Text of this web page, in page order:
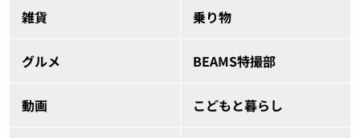
雑貨 乗り物
グルメ BEAMS特撮部
動画 こどもと暮らし